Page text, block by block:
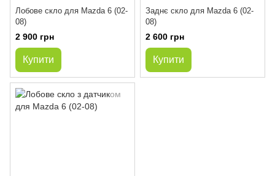
Лобове скло для Mazda 6 (02-
08)
2 900 грн
Купити
Заднє скло для Mazda 6 (02-
08)
2 600 грн
Купити